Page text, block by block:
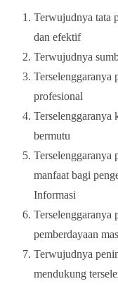
Terwujudnya tata
dan efektif
Terwujudnya
Terselenggaranya
profesional
Terselenggaranya
bermutu
Terselenggaranya
manfaat bagi
Informasi
Terselenggaranya
pemberdayaan
Terwujudnya
mendukung